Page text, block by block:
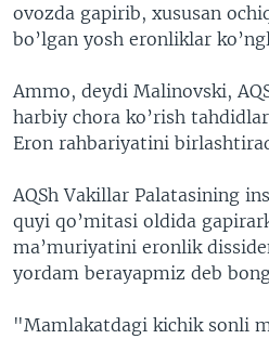
ovozda gapirib, xususan
bo’lgan yosh eronliklar
Ammo, deydi Malinovski,
harbiy chora ko’rish
Eron rahbariyatini
AQSh Vakillar Palatasining
quyi qo’mitasi oldida
ma’muriyatini eronlik
yordam berayapmiz deb
"Mamlakatdagi kichik sonli